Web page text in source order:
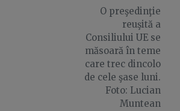
O preşedinţie
reuşită a
Consiliului UE se
măsoară în teme
care trec dincolo
de cele şase luni.
Foto: Lucian
Muntean